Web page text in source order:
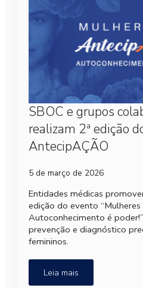
SBOC e grupos
realizam 2ª edição
AntecipAÇÃO
5 de março de 2026
Entidades médicas
edição do evento
Autoconhecimento é
prevenção e diagnóstico
femininos.
Leia mais